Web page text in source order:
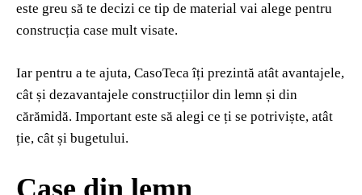
este greu să te decizi ce tip de material vai alege pentru
construcția case mult visate.
Iar pentru a te ajuta, CasoTeca îți prezintă atât avantajele,
cât și dezavantajele construcțiilor din lemn și din
cărămidă. Important este să alegi ce ți se potriviște, atât
ție, cât și bugetului.